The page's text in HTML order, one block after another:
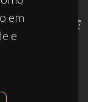
em
e
2025